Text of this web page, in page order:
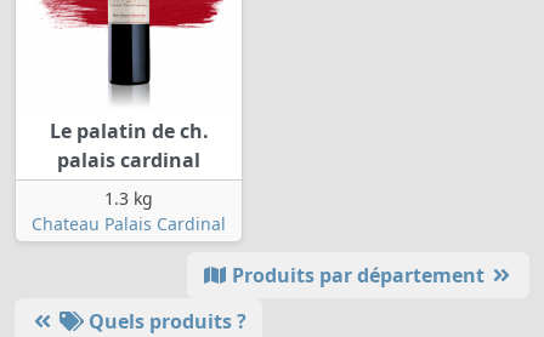
Le palatin de ch.
palais cardinal
1.3 kg
Chateau Palais Cardinal
Produits par département
Quels produits ?